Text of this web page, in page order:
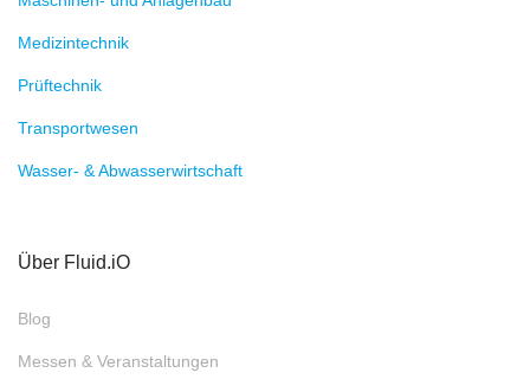
Medizintechnik
Prüftechnik
Transportwesen
Wasser- & Abwasserwirtschaft
Über Fluid.iO
Blog
Messen & Veranstaltungen